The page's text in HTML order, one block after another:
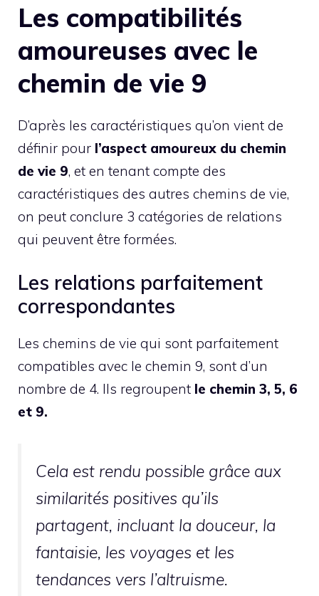
Les compatibilités
amoureuses avec le
chemin de vie 9
D’après les caractéristiques qu’on vient de
définir pour l’aspect amoureux du chemin
de vie 9, et en tenant compte des
caractéristiques des autres chemins de vie,
on peut conclure 3 catégories de relations
qui peuvent être formées.
Les relations parfaitement
correspondantes
Les chemins de vie qui sont parfaitement
compatibles avec le chemin 9, sont d’un
nombre de 4. Ils regroupent le chemin 3, 5, 6
et 9.
Cela est rendu possible grâce aux
similarités positives qu’ils
partagent, incluant la douceur, la
fantaisie, les voyages et les
tendances vers l’altruisme.